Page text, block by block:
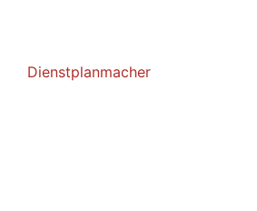
Dienstplanmacher